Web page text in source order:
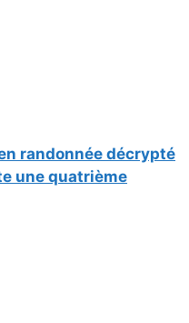
randonnée décrypté
une quatrième